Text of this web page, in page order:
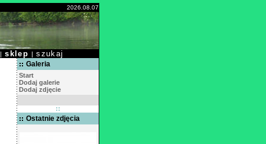
2026.08.07
|sklep |szukaj
Galeria
Start
Dodaj galerie
Dodaj zdjęcie
Ostatnie zdjęcia